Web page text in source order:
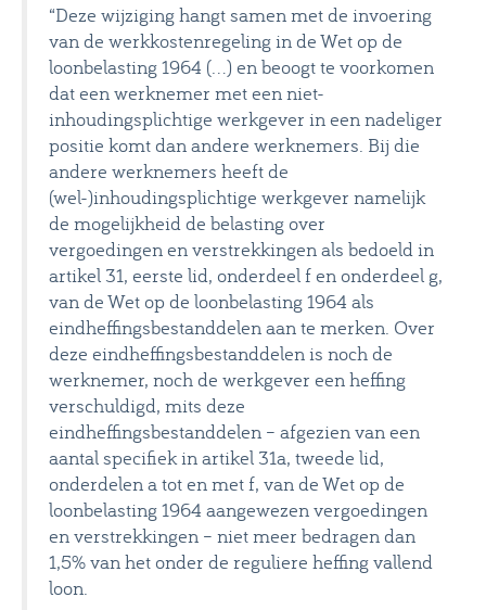
“Deze wijziging hangt samen met de invoering
van de werkkostenregeling in de Wet op de
loonbelasting 1964 (…) en beoogt te voorkomen
dat een werknemer met een niet-
inhoudingsplichtige werkgever in een nadeliger
positie komt dan andere werknemers. Bij die
andere werknemers heeft de
(wel-)inhoudingsplichtige werkgever namelijk
de mogelijkheid de belasting over
vergoedingen en verstrekkingen als bedoeld in
artikel 31, eerste lid, onderdeel f en onderdeel g,
van de Wet op de loonbelasting 1964 als
eindheffingsbestanddelen aan te merken. Over
deze eindheffingsbestanddelen is noch de
werknemer, noch de werkgever een heffing
verschuldigd, mits deze
eindheffingsbestanddelen – afgezien van een
aantal specifiek in artikel 31a, tweede lid,
onderdelen a tot en met f, van de Wet op de
loonbelasting 1964 aangewezen vergoedingen
en verstrekkingen – niet meer bedragen dan
1,5% van het onder de reguliere heffing vallend
loon.